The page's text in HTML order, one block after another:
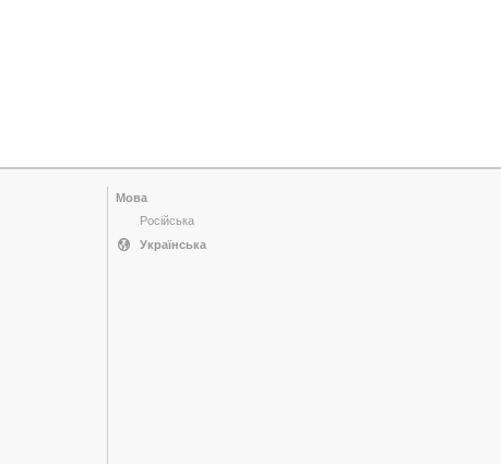
Мова
Російська
Українська